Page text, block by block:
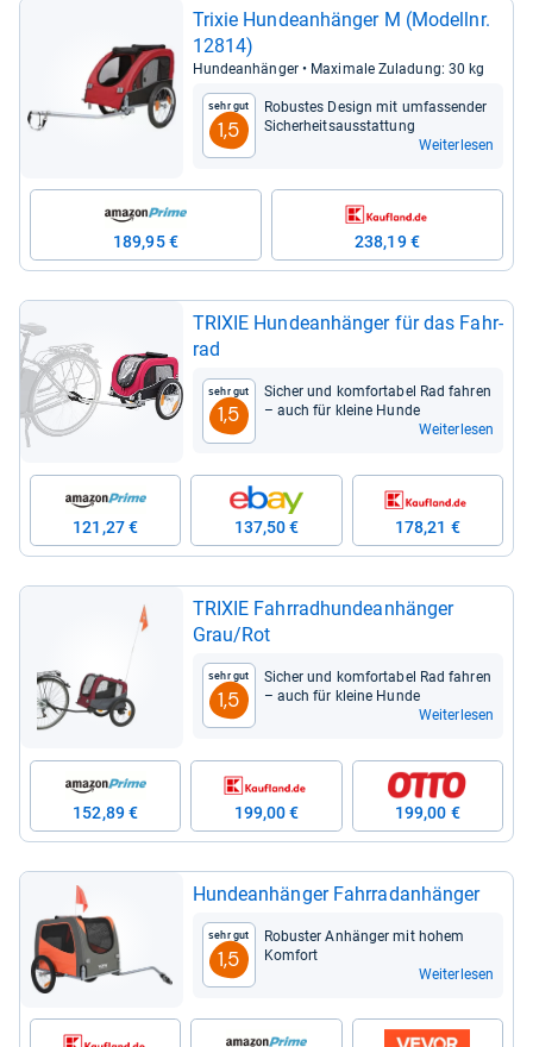
Tri­xie Hun­de­an­hän­ger M (Modellnr.
12814)
Hun­de­an­hän­ger • Maxi­male Zula­dung: 30 kg
Sehr gut
1,5
Robus­tes Design mit umfas­sen­der
Sicher­heits­aus­stat­tung
Weiterlesen
189,95 € 238,19 €
TRI­XIE Hun­de­an­hän­ger für das Fahr­
rad
Sehr gut
1,5
Sicher und kom­for­ta­bel Rad fah­ren
– auch für kleine Hunde
Weiterlesen
121,27 € 137,50 € 178,21 €
TRI­XIE Fahr­rad­hun­de­an­hän­ger
Grau/Rot
Sehr gut
1,5
Sicher und kom­for­ta­bel Rad fah­ren
– auch für kleine Hunde
Weiterlesen
152,89 € 199,00 € 199,00 €
Hun­de­an­hän­ger Fahr­rad­an­hän­ger
Sehr gut
1,5
Robus­ter Anhän­ger mit hohem
Kom­fort
Weiterlesen